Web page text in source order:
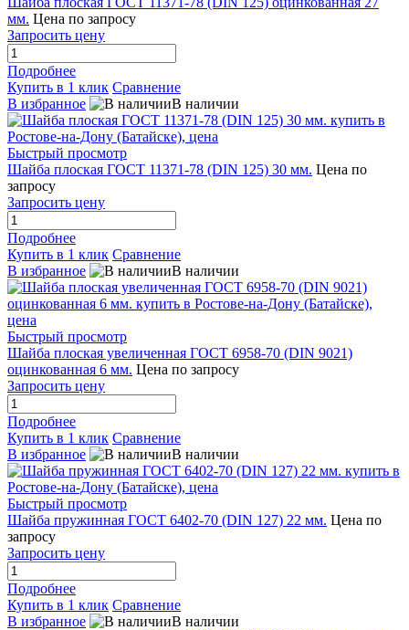
мм. Цена по запросу
Запросить цену
Подробнее
Купить в 1 клик Сравнение
В избранное
В наличии
Быстрый просмотр
Шайба плоская ГОСТ 11371-78 (DIN 125) 30 мм. Цена по
запросу
Запросить цену
Подробнее
Купить в 1 клик Сравнение
В избранное
В наличии
Быстрый просмотр
Шайба плоская увеличенная ГОСТ 6958-70 (DIN 9021)
оцинкованная 6 мм. Цена по запросу
Запросить цену
Подробнее
Купить в 1 клик Сравнение
В избранное
В наличии
Быстрый просмотр
Шайба пружинная ГОСТ 6402-70 (DIN 127) 22 мм. Цена по
запросу
Запросить цену
Подробнее
Купить в 1 клик Сравнение
В избранное
В наличии